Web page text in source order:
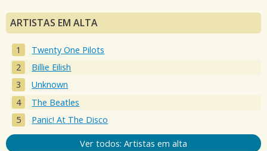
ARTISTAS EM ALTA
Twenty One Pilots
Billie Eilish
Unknown
The Beatles
Panic! At The Disco
Ver todos: Artistas em alta